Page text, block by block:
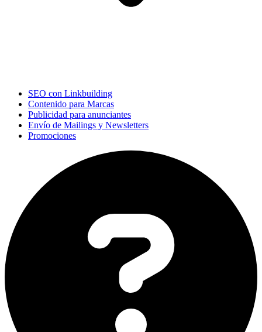
SEO con Linkbuilding
Contenido para Marcas
Publicidad para anunciantes
Envío de Mailings y Newsletters
Promociones